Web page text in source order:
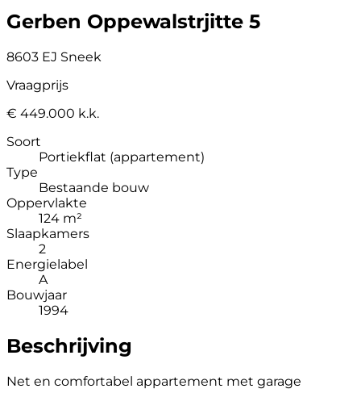
Gerben Oppewalstrjitte 5
8603 EJ Sneek
Vraagprijs
€ 449.000 k.k.
Soort
Portiekflat (appartement)
Type
Bestaande bouw
Oppervlakte
124 m²
Slaapkamers
2
Energielabel
A
Bouwjaar
1994
Beschrijving
Net en comfortabel appartement met garage